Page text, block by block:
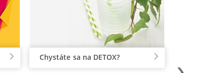
Chystáte sa na DETOX?